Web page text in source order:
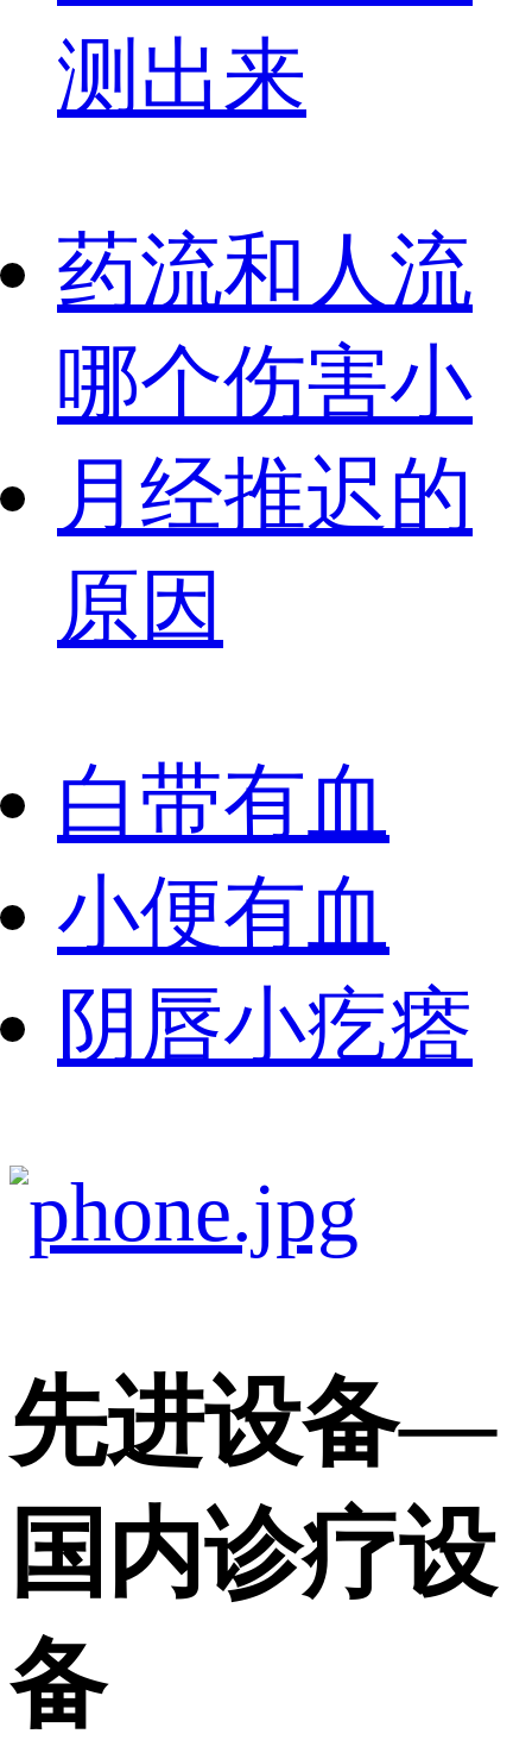
测出来
药流和人流
哪个伤害小
月经推迟的
原因
白带有血
小便有血
阴唇小疙瘩
先进设备—
国内诊疗设
备